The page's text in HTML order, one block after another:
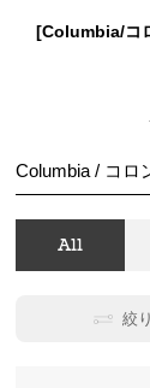
[Columbia/コ
Columbia / コロ
All
絞